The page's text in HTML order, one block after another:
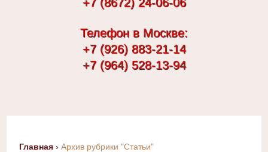
Телефон в Москве:
+7 (926) 883-21-14
+7 (964) 528-13-94
Главная › Архив рубрики "Статьи"